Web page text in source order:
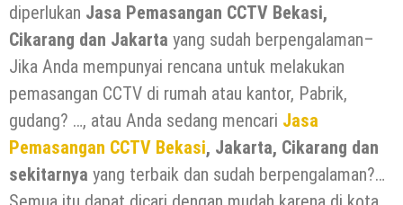
diperlukan Jasa Pemasangan CCTV Bekasi,
Cikarang dan Jakarta yang sudah berpengalaman–
Jika Anda mempunyai rencana untuk melakukan
pemasangan CCTV di rumah atau kantor, Pabrik,
gudang? …, atau Anda sedang mencari Jasa
Pemasangan CCTV Bekasi, Jakarta, Cikarang dan
sekitarnya yang terbaik dan sudah berpengalaman?…